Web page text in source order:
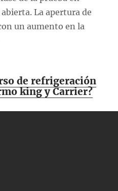
La apertura de
un aumento en la
de refrigeración
king y Carrier?